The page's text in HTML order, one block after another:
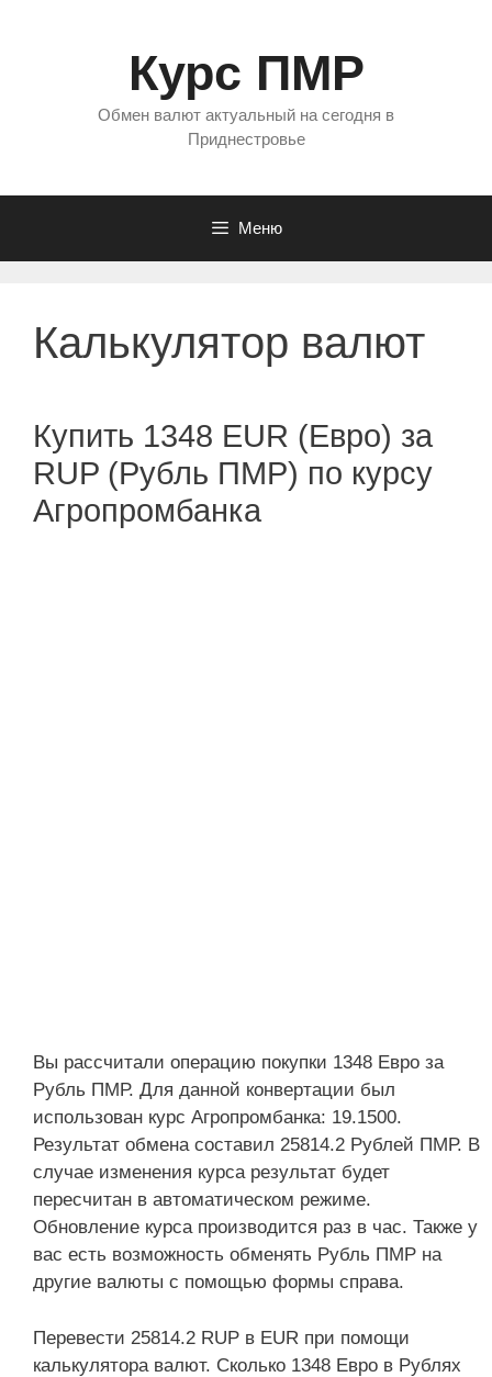
Курс ПМР
Обмен валют актуальный на сегодня в
Приднестровье
Меню
Калькулятор валют
Купить 1348 EUR (Евро) за
RUP (Рубль ПМР) по курсу
Агропромбанка
Вы рассчитали операцию покупки 1348 Евро за
Рубль ПМР. Для данной конвертации был
использован курс Агропромбанка: 19.1500.
Результат обмена составил 25814.2 Рублей ПМР. В
случае изменения курса результат будет
пересчитан в автоматическом режиме.
Обновление курса производится раз в час. Также у
вас есть возможность обменять Рубль ПМР на
другие валюты с помощью формы справа.
Перевести 25814.2 RUP в EUR при помощи
калькулятора валют. Сколько 1348 Евро в Рублях